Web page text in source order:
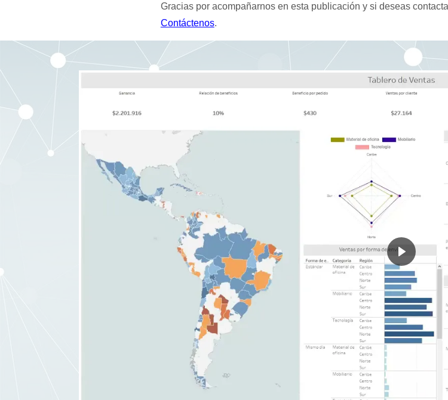
Gracias por acompañarnos en esta publicación y si deseas
Contáctenos.